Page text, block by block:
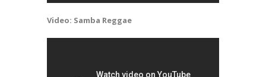
Video: Samba Reggae